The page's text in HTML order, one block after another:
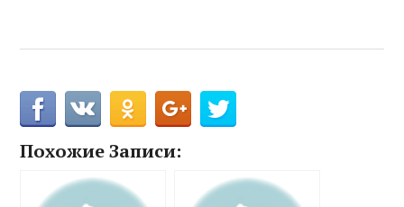
Похожие Записи: